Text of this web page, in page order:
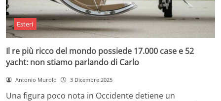
Esteri
Il re più ricco del mondo possiede 17.000 case e 52
yacht: non stiamo parlando di Carlo
Antonio Murolo 3 Dicembre 2025
Una figura poco nota in Occidente detiene un